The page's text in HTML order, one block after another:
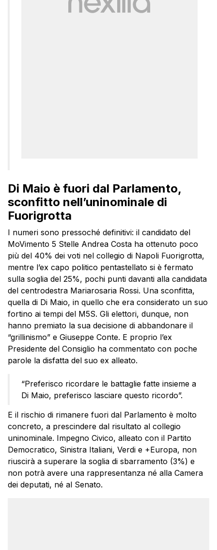
Di Maio è fuori dal Parlamento,
sconfitto nell’uninominale di
Fuorigrotta
I numeri sono pressoché definitivi: il candidato del
MoVimento 5 Stelle Andrea Costa ha ottenuto poco
più del 40% dei voti nel collegio di Napoli Fuorigrotta,
mentre l’ex capo politico pentastellato si è fermato
sulla soglia del 25%, pochi punti davanti alla candidata
del centrodestra Mariarosaria Rossi. Una sconfitta,
quella di Di Maio, in quello che era considerato un suo
fortino ai tempi del M5S. Gli elettori, dunque, non
hanno premiato la sua decisione di abbandonare il
“grillinismo” e Giuseppe Conte. E proprio l’ex
Presidente del Consiglio ha commentato con poche
parole la disfatta del suo ex alleato.
“Preferisco ricordare le battaglie fatte insieme a
Di Maio, preferisco lasciare questo ricordo”.
E il rischio di rimanere fuori dal Parlamento è molto
concreto, a prescindere dal risultato al collegio
uninominale. Impegno Civico, alleato con il Partito
Democratico, Sinistra Italiani, Verdi e +Europa, non
riuscirà a superare la soglia di sbarramento (3%) e
non potrà avere una rappresentanza né alla Camera
dei deputati, né al Senato.